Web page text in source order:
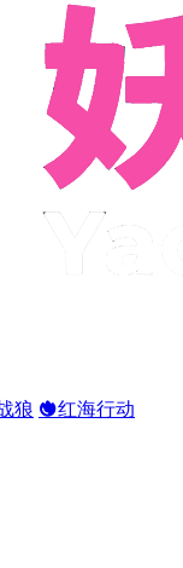
狼 红海行动